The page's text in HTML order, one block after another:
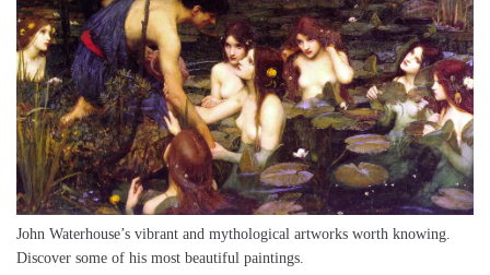
John Waterhouse’s vibrant and mythological artworks worth knowing.
Discover some of his most beautiful paintings.